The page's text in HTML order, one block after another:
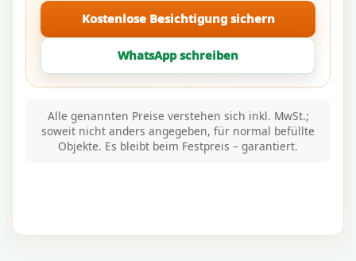
Kostenlose Besichtigung sichern
WhatsApp schreiben
Alle genannten Preise verstehen sich inkl. MwSt.;
soweit nicht anders angegeben, für normal befüllte
Objekte. Es bleibt beim Festpreis – garantiert.